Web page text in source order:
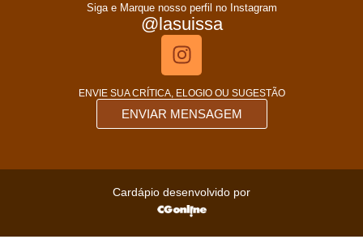
Siga e Marque nosso perfil no Instagram
@lasuissa
ENVIE SUA CRÍTICA, ELOGIO OU SUGESTÃO
ENVIAR MENSAGEM
Cardápio desenvolvido por